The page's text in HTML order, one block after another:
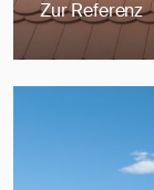
Zur Referenz